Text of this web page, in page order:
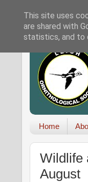
Home
Wildlife
August
This site uses
are shared with
statistics, and to